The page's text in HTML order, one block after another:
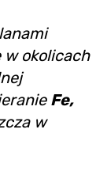
okolicach
Fe,
w